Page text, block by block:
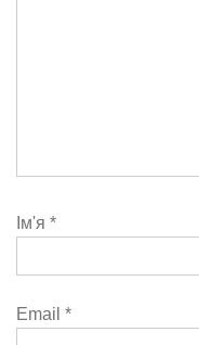
Ім'я *
Email *